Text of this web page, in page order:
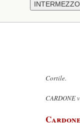
Cortile.
CARDONE